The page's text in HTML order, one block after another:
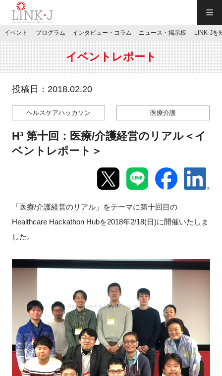
JP／EN
特別会員専用メニュー
施設ご予約
マイページ
新規登録
イベント
インタビュー・コラム
ニュース・掲示板
LINK-Jを知る
イベント プログラム インタビュー・コラム ニュース・掲示板 LINK-Jを
イベントレポート
投稿日：2018.02.20
ヘルスケアハッカソン 医療介護
H³ 第十回：医療/介護経営のリアル＜イ
ベントレポート＞
「医療/介護経営のリアル」をテーマに第十回目の
Healthcare Hackathon Hubを2018年2/18(日)に開催いたしま
した。